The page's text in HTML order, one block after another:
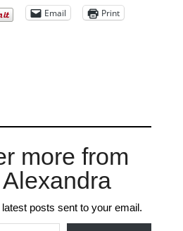
Email Print
more from
posts sent to your email.